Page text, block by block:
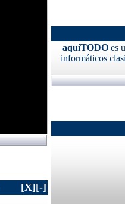
[-]
[X]
aquiTODOes
informáticos